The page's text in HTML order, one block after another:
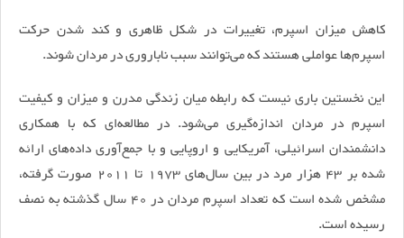
کاهش میزان اسپرم، تغییرات در شکل ظاهری و کند شدن حرکت
اسپرم‌ها عواملی هستند که می‌توانند سبب ناباروری در مردان شوند.
این نخستین باری نیست که رابطه میان زندگی مدرن و میزان و کیفیت
اسپرم در مردان اندازه‌گیری می‌شود. در مطالعه‌ای که با همکاری
دانشمندان اسرائیلی، آمریکایی و اروپایی و با جمع‌آوری داده‌های ارائه
شده بر 43 هزار مرد در بین سال‌های 1973 تا 2011 صورت گرفته،
مشخص شده است که تعداد اسپرم مردان در 40 سال گذشته به نصف
رسیده است.